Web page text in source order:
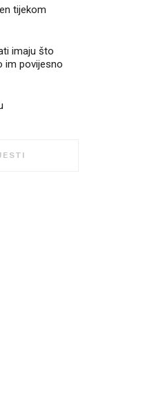
tijekom
imaju što
im povijesno